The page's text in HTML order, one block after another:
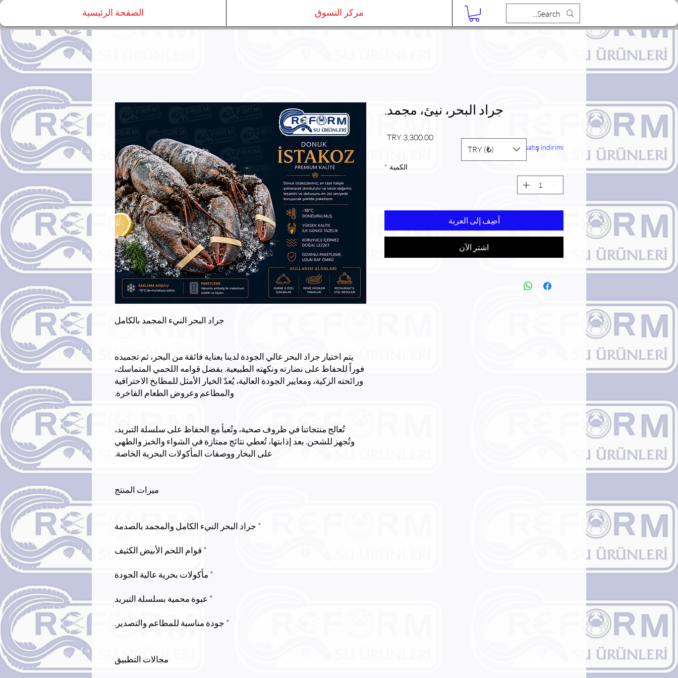
الصفحة الرئيسية مركز التسوق مدونة
جراد البحر النيء المجمد بالكامل
يتم اختيار جراد البحر عالي الجودة لدينا بعناية فائقة من البحر، ثم تجميده
فوراً للحفاظ على نضارته ونكهته الطبيعية. بفضل قوامه اللحمي المتماسك،
ورائحته الزكية، ومعايير الجودة العالية، يُعدّ الخيار الأمثل للمطابخ الاحترافية
والمطاعم وعروض الطعام الفاخرة.
تُعالج منتجاتنا في ظروف صحية، وتُعبأ مع الحفاظ على سلسلة التبريد،
وتُجهز للشحن. بعد إذابتها، تُعطي نتائج ممتازة في الشواء والخبز والطهي
على البخار ووصفات المأكولات البحرية الخاصة.
ميزات المنتج
* جراد البحر النيء الكامل والمجمد بالصدمة
* قوام اللحم الأبيض الكثيف
* مأكولات بحرية عالية الجودة
* عبوة محمية بسلسلة التبريد
* جودة مناسبة للمطاعم والتصدير.
مجالات التطبيق
جراد البحر، نيئ، مجمد.
السعر
Toptan satış indirimi
الكمية *
أضِف إلى العربة
اشترِ الآن
TRY (₺)